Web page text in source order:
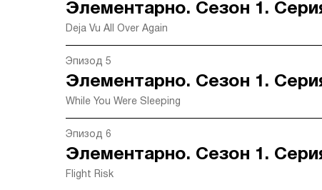
Элементарно. Сезон 1.
Deja Vu All Over Again
Эпизод 5
Элементарно. Сезон 1.
While You Were Sleeping
Эпизод 6
Элементарно. Сезон 1.
Flight Risk